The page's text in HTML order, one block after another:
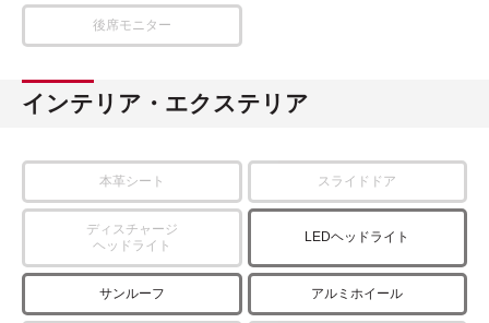
後席モニター
インテリア・エクステリア
本革シート スライドドア
ディスチャージ
ヘッドライト
LEDヘッドライト
サンルーフ アルミホイール